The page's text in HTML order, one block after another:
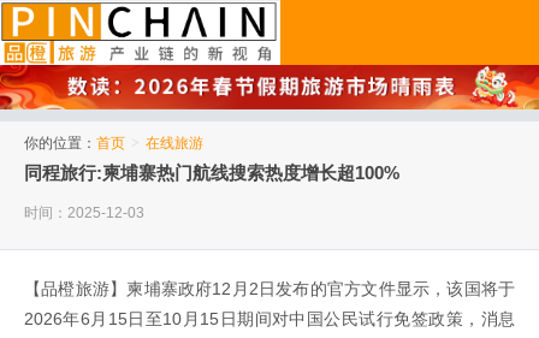
你的位置： 首页 > 在线旅游
同程旅行:柬埔寨热门航线搜索热度增长超100%
时间：2025-12-03
【品橙旅游】柬埔寨政府12月2日发布的官方文件显示，该国将于
2026年6月15日至10月15日期间对中国公民试行免签政策，消息